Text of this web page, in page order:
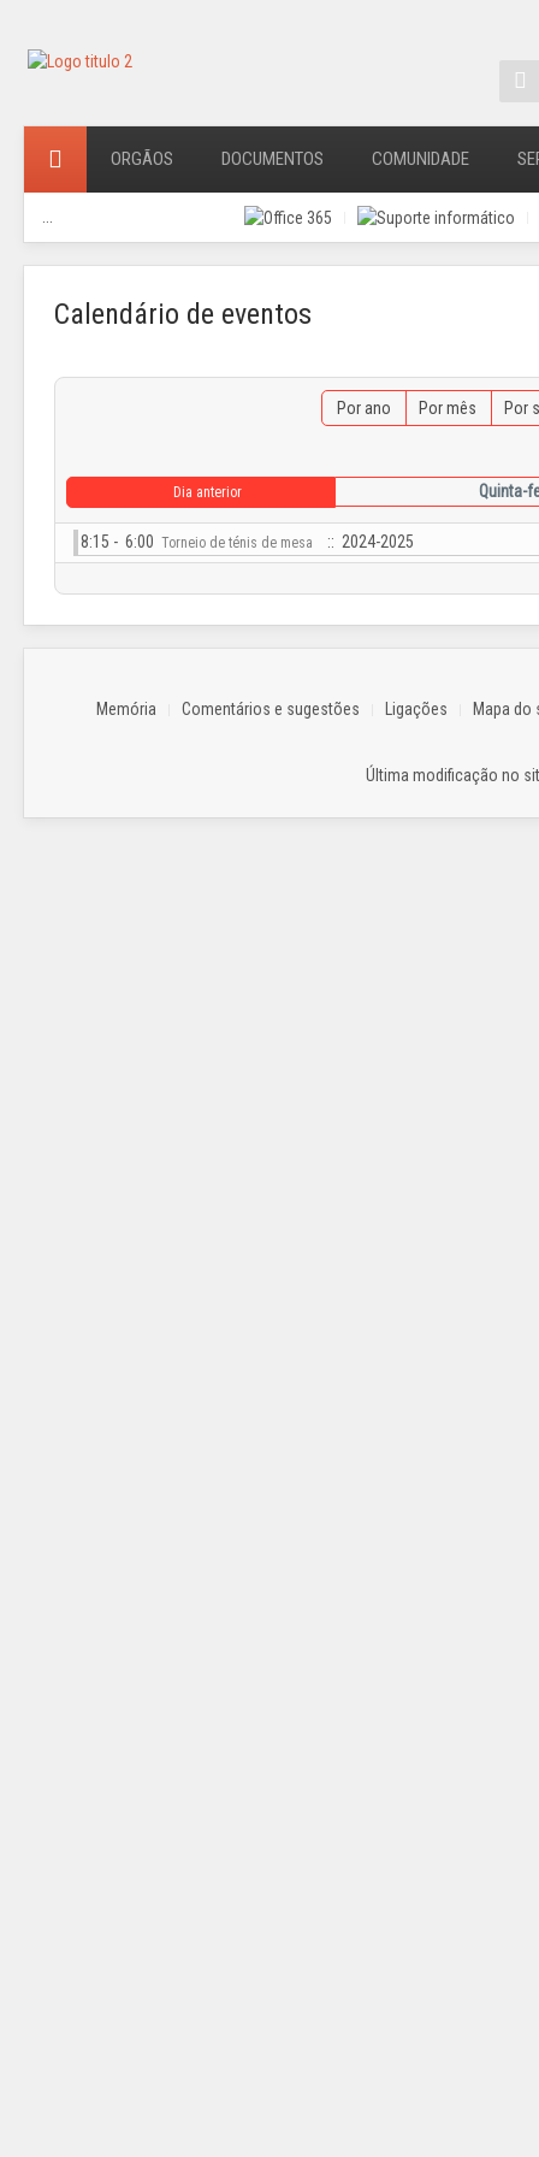
ORGÃOS DOCUMENTOS COMUNIDADE
Calendário de eventos
Por ano Por mês Por
Dia anterior Quinta-
8:15 - 6:00 Torneio de ténis de mesa :: 2024-2025
Memória Comentários e sugestões Ligações Mapa do
Última modificação no